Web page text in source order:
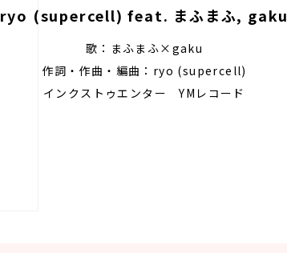
ryo (supercell) feat. まふまふ, gaku
歌：まふまふ×gaku
作詞・作曲・編曲：ryo (supercell)
インクストゥエンター YMレコード